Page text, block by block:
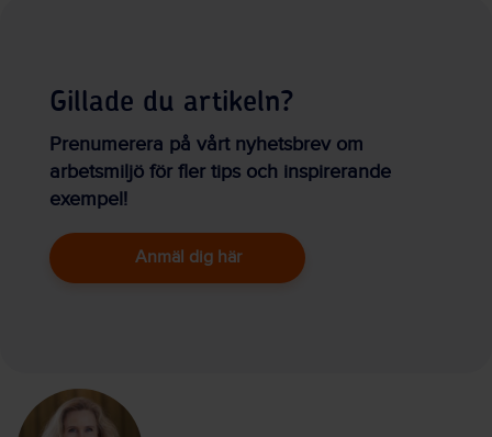
Gillade du artikeln?
Prenumerera på vårt nyhetsbrev om
arbetsmiljö för fler tips och inspirerande
exempel!
Anmäl dig här